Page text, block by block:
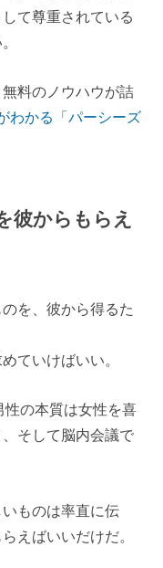
て尊重されている
料のノウハウが詰
わかる「パーシーズ
彼からもらえ
を、彼から得るた
ていけばいい。
性の本質は女性を喜
そして脳内会議で
ものは率直に伝
えばいいだけだ。